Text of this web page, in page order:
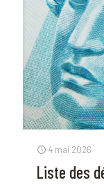
4 mai 2026
Liste des